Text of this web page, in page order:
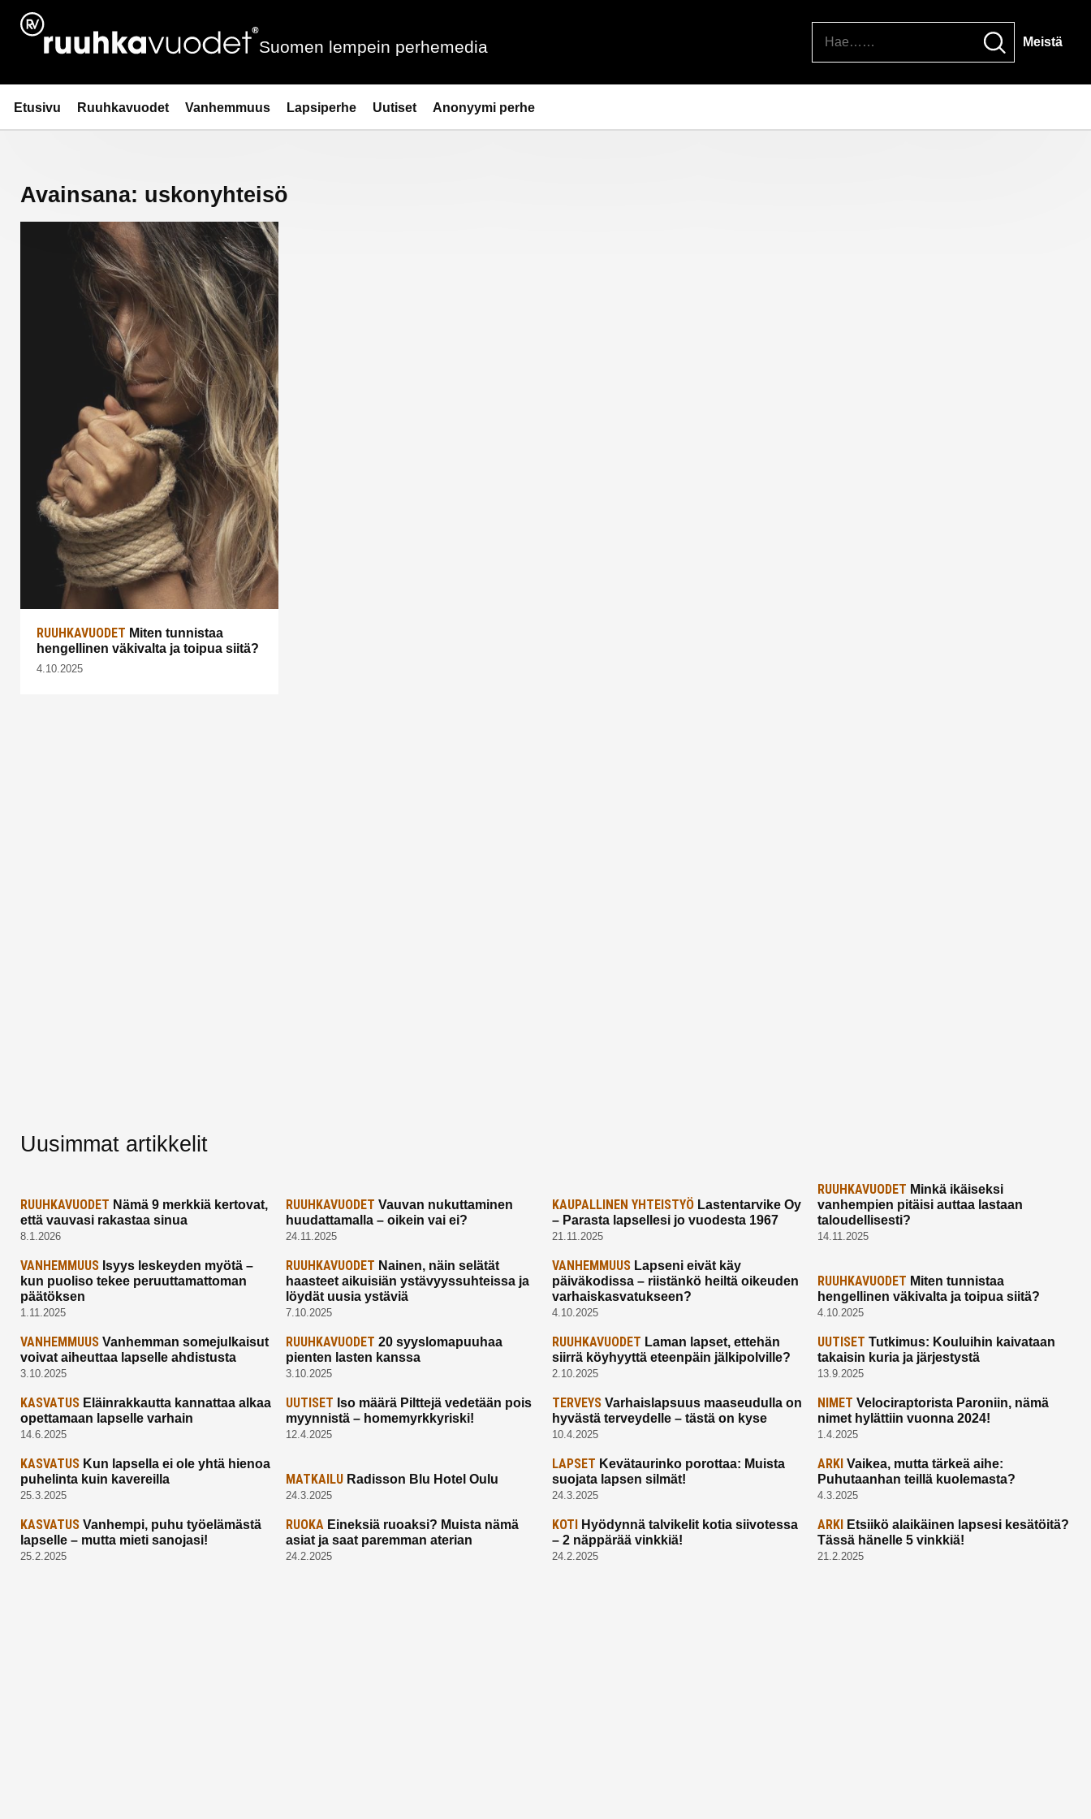
Siirry
sisältöön
Ruuhkavuodet.fi
Suomen lempein perhemedia Meistä
Etusivu Ruuhkavuodet Vanhemmuus Lapsiperhe Uutiset Anonyymi perhe
Avainsana: uskonyhteisö
RUUHKAVUODET Miten tunnistaa
hengellinen väkivalta ja toipua siitä?
4.10.2025
Uusimmat artikkelit
RUUHKAVUODET Nämä 9 merkkiä kertovat,
että vauvasi rakastaa sinua
8.1.2026
RUUHKAVUODET Vauvan nukuttaminen
huudattamalla – oikein vai ei?
24.11.2025
KAUPALLINEN YHTEISTYÖLastentarvike Oy
– Parasta lapsellesi jo vuodesta 1967
21.11.2025
RUUHKAVUODET Minkä ikäiseksi
vanhempien pitäisi auttaa lastaan
taloudellisesti?
14.11.2025
VANHEMMUUS Isyys leskeyden myötä –
kun puoliso tekee peruuttamattoman
päätöksen
1.11.2025
RUUHKAVUODET Nainen, näin selätät
haasteet aikuisiän ystävyyssuhteissa ja
löydät uusia ystäviä
7.10.2025
VANHEMMUUSLapseni eivät käy
päiväkodissa – riistänkö heiltä oikeuden
varhaiskasvatukseen?
4.10.2025
RUUHKAVUODET Miten tunnistaa
hengellinen väkivalta ja toipua siitä?
4.10.2025
VANHEMMUUS Vanhemman somejulkaisut
voivat aiheuttaa lapselle ahdistusta
3.10.2025
RUUHKAVUODET 20 syyslomapuuhaa
pienten lasten kanssa
3.10.2025
RUUHKAVUODET Laman lapset, ettehän
siirrä köyhyyttä eteenpäin jälkipolville?
2.10.2025
UUTISET Tutkimus: Kouluihin kaivataan
takaisin kuria ja järjestystä
13.9.2025
KASVATUS Eläinrakkautta kannattaa alkaa
opettamaan lapselle varhain
14.6.2025
UUTISET Iso määrä Pilttejä vedetään pois
myynnistä – homemyrkkyriski!
12.4.2025
TERVEYSVarhaislapsuus maaseudulla on
hyvästä terveydelle – tästä on kyse
10.4.2025
NIMET Velociraptorista Paroniin, nämä
nimet hylättiin vuonna 2024!
1.4.2025
KASVATUS Kun lapsella ei ole yhtä hienoa
puhelinta kuin kavereilla
25.3.2025
MATKAILU Radisson Blu Hotel Oulu
24.3.2025
LAPSET Kevätaurinko porottaa: Muista
suojata lapsen silmät!
24.3.2025
ARKI Vaikea, mutta tärkeä aihe:
Puhutaanhan teillä kuolemasta?
4.3.2025
KASVATUS Vanhempi, puhu työelämästä
lapselle – mutta mieti sanojasi!
25.2.2025
RUOKA Eineksiä ruoaksi? Muista nämä
asiat ja saat paremman aterian
24.2.2025
KOTI Hyödynnä talvikelit kotia siivotessa
– 2 näppärää vinkkiä!
24.2.2025
ARKI Etsiikö alaikäinen lapsesi kesätöitä?
Tässä hänelle 5 vinkkiä!
21.2.2025